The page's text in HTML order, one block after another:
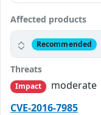
Affected products
Recommended
Threats
Impact
moderate
CVE-2016-7985